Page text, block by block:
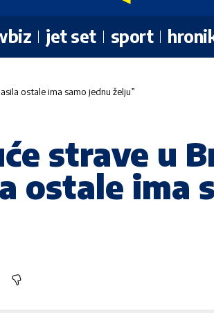
jet set sport
ostale ima samo jednu želju”
strave u
ostale ima